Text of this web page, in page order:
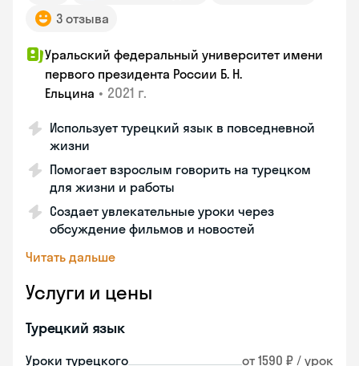
3 отзыва
Уральский федеральный университет имени
первого президента России Б. Н.
Ельцина • 2021 г.
Использует турецкий язык в повседневной
жизни
Помогает взрослым говорить на турецком
для жизни и работы
Создает увлекательные уроки через
обсуждение фильмов и новостей
Читать дальше
Услуги и цены
Турецкий язык
Уроки турецкого от 1590 ₽ / урок